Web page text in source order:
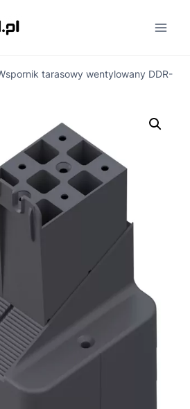
tarasowy wentylowany DDR-